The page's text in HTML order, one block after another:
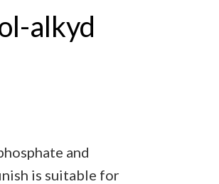
alkyd
and
is suitable for